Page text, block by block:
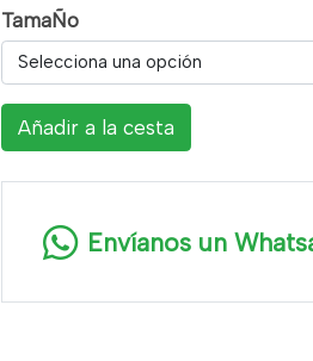
TamaÑo
Selecciona una opción
Añadir a la cesta
Envíanos un